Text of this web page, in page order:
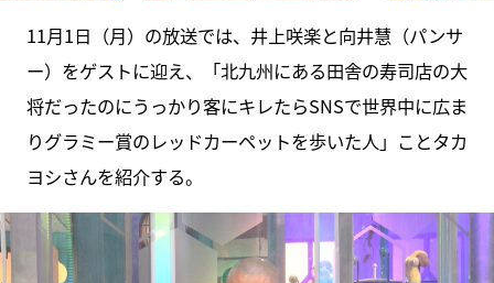
11月1日（月）の放送では、井上咲楽と向井慧（パンサ
ー）をゲストに迎え、「北九州にある田舎の寿司店の大
将だったのにうっかり客にキレたらSNSで世界中に広ま
りグラミー賞のレッドカーペットを歩いた人」ことタカ
ヨシさんを紹介する。